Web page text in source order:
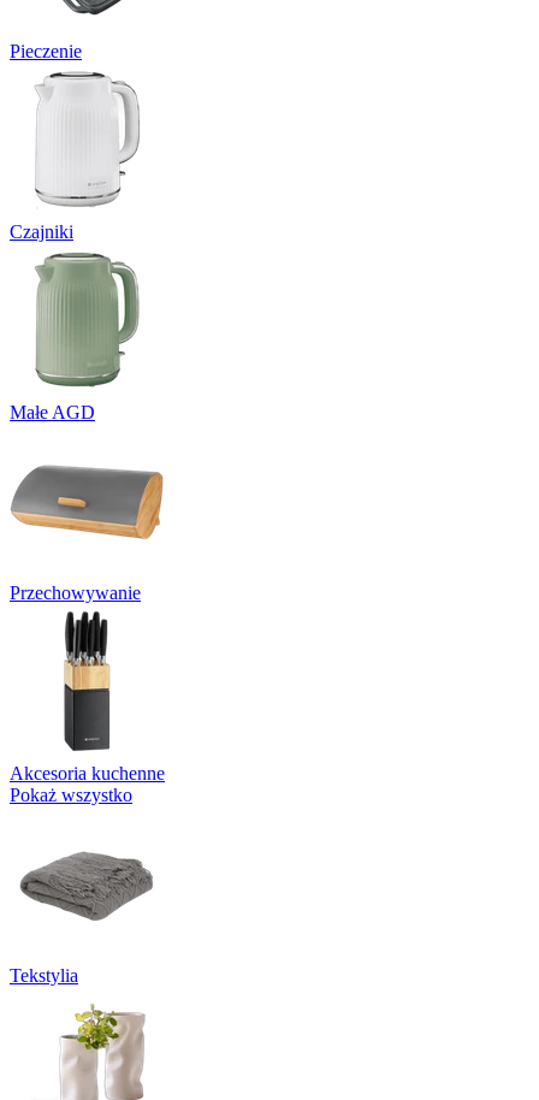
Pieczenie
Czajniki
Małe AGD
Przechowywanie
Akcesoria kuchenne
Pokaż wszystko
Tekstylia